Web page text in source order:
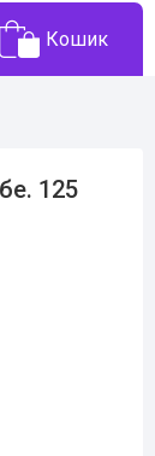
Кошик
125